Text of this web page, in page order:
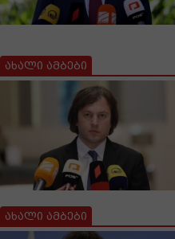
ახალი ამბები
ახალი ამბები